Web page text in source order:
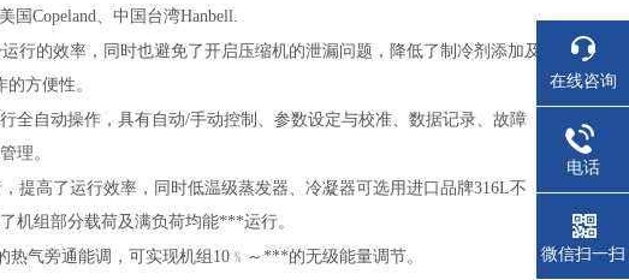
国Copeland、中国台湾Hanbell.
行的效率，同时也避免了开启压缩机的泄漏问题，降低了制冷剂添加及
方便性。
全自动操作，具有自动/手动控制、参数设定与校准、数据记录、故障
理。
提高了运行效率，同时低温级蒸发器、冷凝器可选用进口品牌316L不
机组部分载荷及满负荷均能***运行。
气旁通能调，可实现机组 10 ﹪～ ***的无级能量调节。
在线咨询
电话
微信扫一扫